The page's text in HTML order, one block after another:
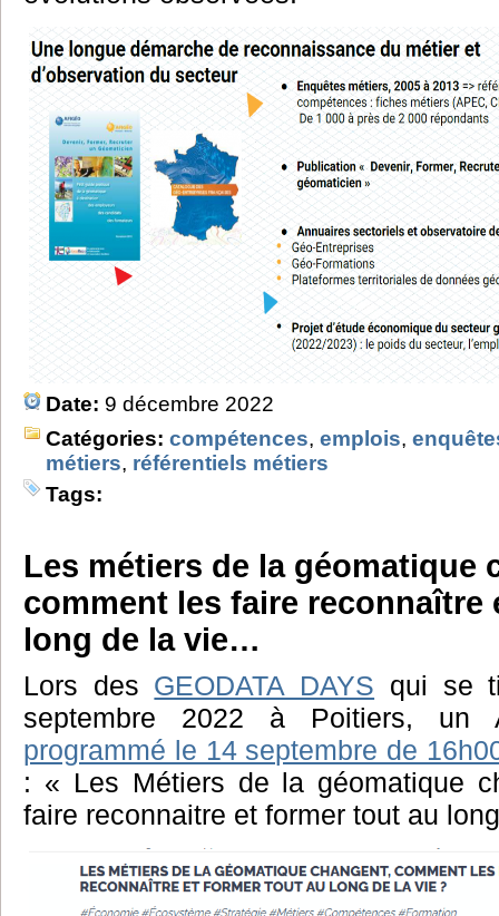
Date: 9 décembre 2022
Catégories: compétences, emplois,
métiers, référentiels métiers
Tags:
Les métiers de la géomatique
comment les faire reconnaître
long de la vie…
Lors des GEODATA DAYS qui se
septembre 2022 à Poitiers, un
programmé le 14 septembre de
: « Les Métiers de la géomatique
faire reconnaitre et former tout au